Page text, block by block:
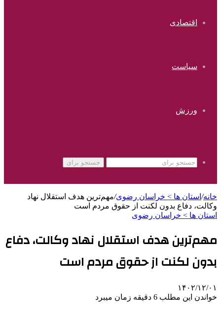
اقتصادی
سیاست
ورزش
جستجو برای
خانه/ استان ها > خراسان رضوی/مهم‌ترین هدف استقلال نهاد
وکالت، دفاع بدون لکنت از حقوق مردم است
استان ها > خراسان رضوی
مهم‌ترین هدف استقلال نهاد وکالت، دفاع
بدون لکنت از حقوق مردم است
۱۴۰۲/۱۲/۰۱
خواندن این مطلب 6 دقیقه زمان میبرد